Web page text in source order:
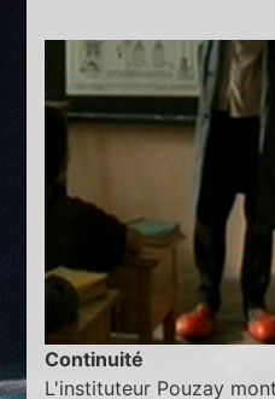
Continuité
L'instituteur Pouzay